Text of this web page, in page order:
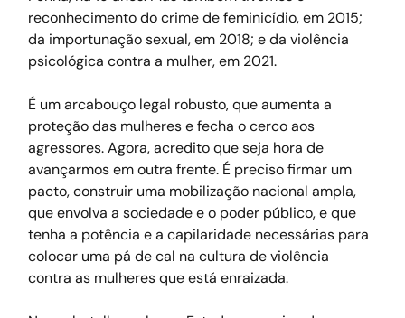
reconhecimento do crime de feminicídio, em 2015;
da importunação sexual, em 2018; e da violência
psicológica contra a mulher, em 2021.
É um arcabouço legal robusto, que aumenta a
proteção das mulheres e fecha o cerco aos
agressores. Agora, acredito que seja hora de
avançarmos em outra frente. É preciso firmar um
pacto, construir uma mobilização nacional ampla,
que envolva a sociedade e o poder público, e que
tenha a potência e a capilaridade necessárias para
colocar uma pá de cal na cultura de violência
contra as mulheres que está enraizada.